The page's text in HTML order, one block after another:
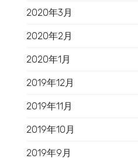
2020年3月
2020年2月
2020年1月
2019年12月
2019年11月
2019年10月
2019年9月